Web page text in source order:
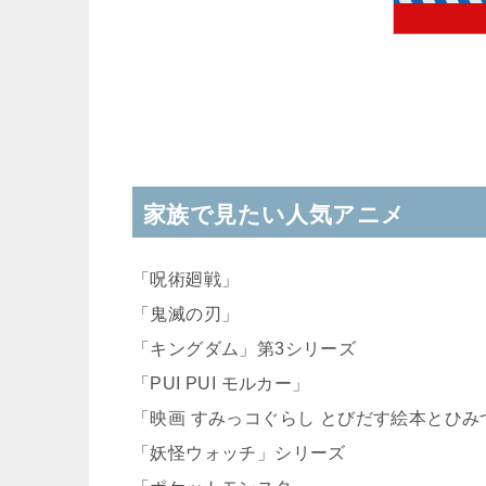
家族で見たい人気アニメ
「呪術廻戦」
「鬼滅の刃」
「キングダム」第3シリーズ
「PUI PUI モルカー」
「映画 すみっコぐらし とびだす絵本とひみ
「妖怪ウォッチ」シリーズ